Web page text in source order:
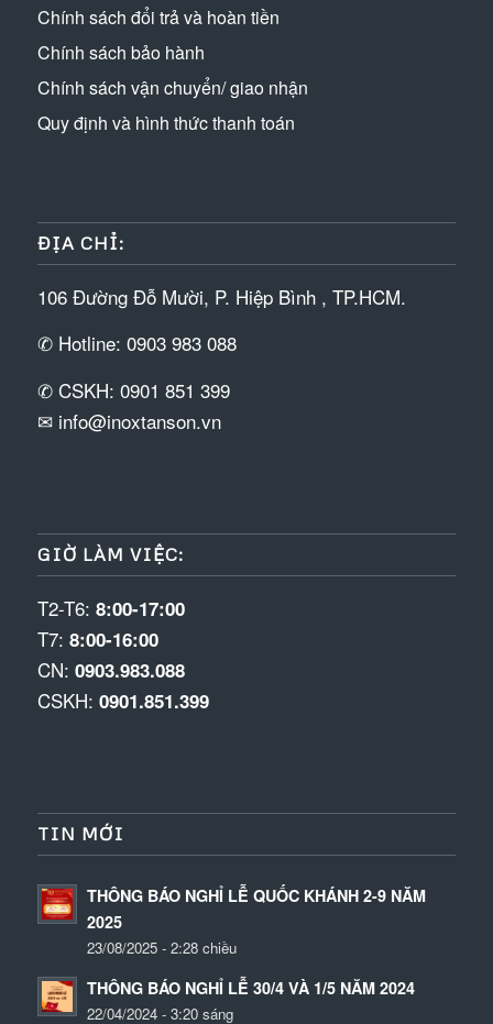
Chính sách đổi trả và hoàn tiền
Chính sách bảo hành
Chính sách vận chuyển/ giao nhận
Quy định và hình thức thanh toán
ĐỊA CHỈ:
106 Đường Đỗ Mười, P. Hiệp Bình , TP.HCM.
✆ Hotline: 0903 983 088
✆ CSKH: 0901 851 399
✉ info@inoxtanson.vn
GIỜ LÀM VIỆC:
T2-T6: 8:00-17:00
T7: 8:00-16:00
CN: 0903.983.088
CSKH: 0901.851.399
TIN MỚI
THÔNG BÁO NGHỈ LỄ QUỐC KHÁNH 2-9 NĂM
2025
23/08/2025 - 2:28 chiều
THÔNG BÁO NGHỈ LỄ 30/4 VÀ 1/5 NĂM 2024
22/04/2024 - 3:20 sáng